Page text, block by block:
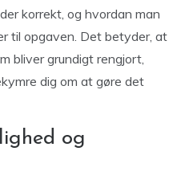
korrekt, og hvordan man
til opgaven. Det betyder, at
bliver grundigt rengjort,
dig om at gøre det
og